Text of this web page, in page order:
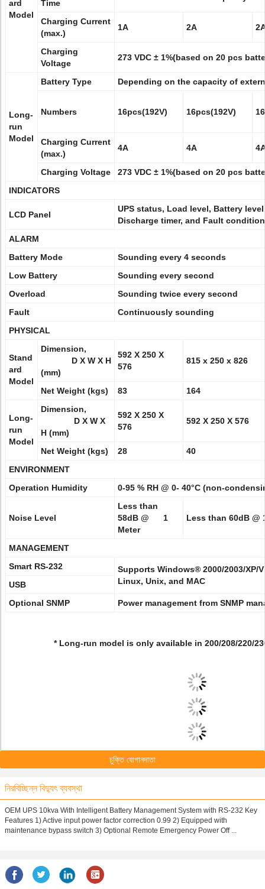
ard
Model
Time
Charging Current
(max.)
1A 2A
Charging
Voltage
273 VDC ± 1%(based on 20 pcs
Long-
run
Model
Battery Type Depending on the capacity of
Numbers 16pcs(192V) 16pcs(192V)
Charging Current
(max.)
4A 4A
Charging Voltage
273 VDC ± 1%(based on 20 pcs
INDICATORS
LCD Panel
UPS status, Load level, Battery
Discharge timer, and Fault
ALARM
Battery Mode
Sounding every 4 seconds
Low Battery
Sounding every second
Overload
Sounding twice every second
Fault
Continuously sounding
PHYSICAL
Stand
ard
Model
Dimension,
D X W X H
(mm)
592 X 250 X
576
815 x 250 x 826
Net Weight (kgs) 83 164
Long-
run
Model
Dimension,
D X W X
H (mm)
592 X 250 X
576
592 X 250 X 576
Net Weight (kgs) 28
40
ENVIRONMENT
Operation Humidity
0-95 % RH @ 0- 40°C (non-
Noise Level
Less than
58dB @ 1
Meter
Less than 60dB @
MANAGEMENT
Smart RS-232
Supports Windows® 2000/2003/XP/
Linux, Unix, and MAC
USB
Optional SNMP
Power management from SNMP
* Long-run model is only available in 200/208/220/
চুক্তি যোগানদাতা
নিরবিচ্ছিন্ন বিদ্যুৎ ব্যবস্থা
OEM UPS 10kva With Intelligent Battery Management System with RS-232 Key
Features 1) Active input power factor correction 0.99 2) Equipped with
maintenance bypass switch 3) Optional Remote Emergency Power Off ...